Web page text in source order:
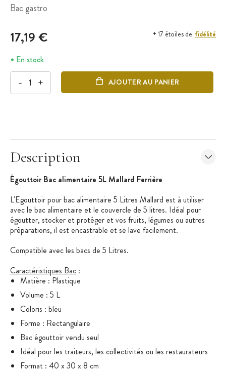
Bac gastro
17,19 € + 17 étoiles de fidélité
En stock
- + AJOUTER AU PANIER
Description
Égouttoir Bac alimentaire 5L Mallard Ferrière
L'Egouttoir pour bac alimentaire 5 Litres Mallard est à utiliser
avec le bac alimentaire et le couvercle de 5 litres. Idéal pour
égoutter, stocker et protéger et vos fruits, légumes ou autres
préparations, il est encastrable et se lave facilement.
Compatible avec les bacs de 5 Litres.
Caractéristiques Bac :
Matière : Plastique
Volume : 5 L
Coloris : bleu
Forme : Rectangulaire
Bac égouttoir vendu seul
Idéal pour les traiteurs, les collectivités ou les restaurateurs
Format : 40 x 30 x 8 cm